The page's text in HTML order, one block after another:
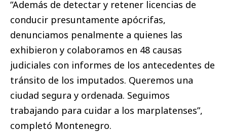
“Además de detectar y retener licencias de
conducir presuntamente apócrifas,
denunciamos penalmente a quienes las
exhibieron y colaboramos en 48 causas
judiciales con informes de los antecedentes de
tránsito de los imputados. Queremos una
ciudad segura y ordenada. Seguimos
trabajando para cuidar a los marplatenses”,
completó Montenegro.